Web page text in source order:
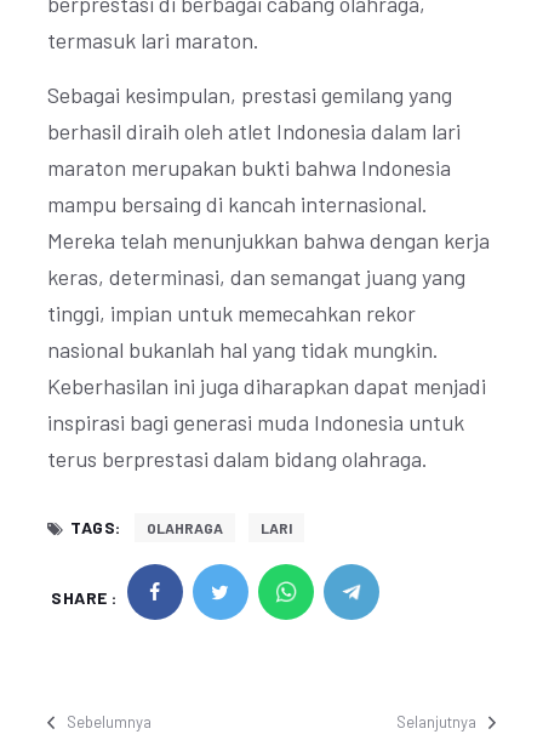
termasuk lari maraton.
Sebagai kesimpulan, prestasi gemilang yang
berhasil diraih oleh atlet Indonesia dalam lari
maraton merupakan bukti bahwa Indonesia
mampu bersaing di kancah internasional.
Mereka telah menunjukkan bahwa dengan kerja
keras, determinasi, dan semangat juang yang
tinggi, impian untuk memecahkan rekor
nasional bukanlah hal yang tidak mungkin.
Keberhasilan ini juga diharapkan dapat menjadi
inspirasi bagi generasi muda Indonesia untuk
terus berprestasi dalam bidang olahraga.
TAGS: OLAHRAGA LARI
SHARE :
Sebelumnya Selanjutnya